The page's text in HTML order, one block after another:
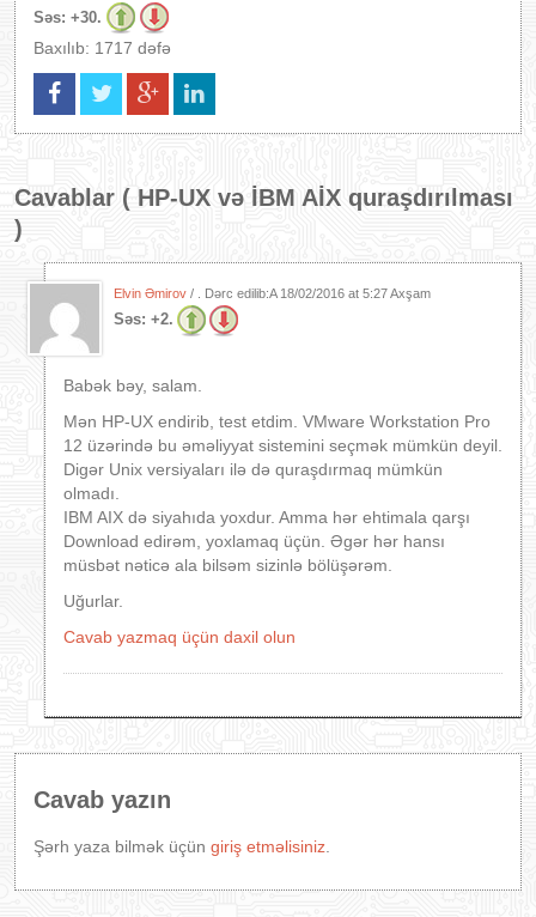
Səs: +30.
Baxılıb: 1717 dəfə
Cavablar ( HP-UX və İBM AİX quraşdırılması
)
Elvin Əmirov / . Dərc edilib:A 18/02/2016 at 5:27 Axşam
Səs: +2.
Babək bəy, salam.
Mən HP-UX endirib, test etdim. VMware Workstation Pro
12 üzərində bu əməliyyat sistemini seçmək mümkün deyil.
Digər Unix versiyaları ilə də quraşdırmaq mümkün
olmadı.
IBM AIX də siyahıda yoxdur. Amma hər ehtimala qarşı
Download edirəm, yoxlamaq üçün. Əgər hər hansı
müsbət nəticə ala bilsəm sizinlə bölüşərəm.
Uğurlar.
Cavab yazmaq üçün daxil olun
Cavab yazın
Şərh yaza bilmək üçün giriş etməlisiniz